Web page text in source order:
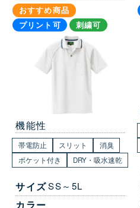
おすすめ商品
プリント可
刺繍可
機能性
帯電防止 スリット
消臭
ポケット付き
DRY・吸水速乾
サイズSS～5L
カラー